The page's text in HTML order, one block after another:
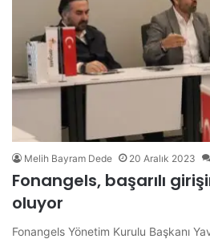
Melih Bayram Dede 20 Aralık 2023
Fonangels, başarılı
oluyor
Fonangels Yönetim Kurulu Başkanı